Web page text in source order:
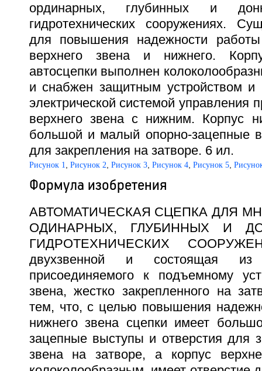
ординарных, глубинных и
гидротехнических сооружениях.
для повышения надежности
верхнего звена и нижнего.
автосцепки выполнен
и снабжен защитным устройством
электрической системой управления
верхнего звена с нижним. Корпус
большой и малый опорно-зацепные
для закрепления на затворе. 6 ил.
Рисунок 1 Рисунок 2 Рисунок 3, Рисунок 4, Рисунок 5,
Формула изобретения
АВТОМАТИЧЕСКАЯ СЦЕПКА ДЛЯ
ОДИНАРНЫХ, ГЛУБИННЫХ И
ГИДРОТЕХНИЧЕСКИХ
двухзвенной и состоящая из
присоединяемого к подъемному
звена, жестко закрепленного на
тем, что, с целью повышения
нижнего звена сцепки имеет
зацепные выступы и отверстия для
звена на затворе, а корпус